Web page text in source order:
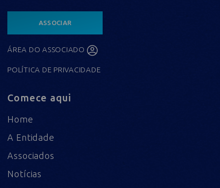
ASSOCIAR
ÁREA DO ASSOCIADO
POLÍTICA DE PRIVACIDADE
Comece aqui
Home
A Entidade
Associados
Notícias